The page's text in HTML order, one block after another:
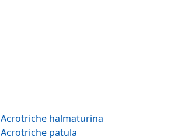
Acrotriche halmaturina
Acrotriche patula